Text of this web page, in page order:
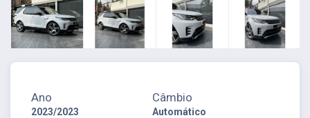
Ano
2023/2023
Câmbio
Automático